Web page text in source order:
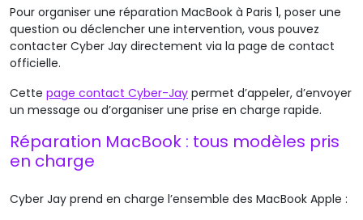
Pour organiser une réparation MacBook à Paris 1, poser une
question ou déclencher une intervention, vous pouvez
contacter Cyber Jay directement via la page de contact
officielle.
Cette page contact Cyber-Jay permet d’appeler, d’envoyer
un message ou d’organiser une prise en charge rapide.
Réparation MacBook : tous modèles pris
en charge
Cyber Jay prend en charge l’ensemble des MacBook Apple :